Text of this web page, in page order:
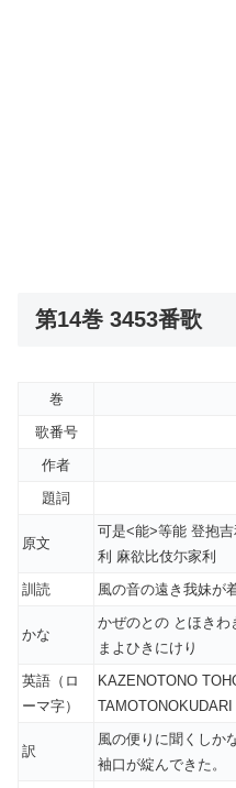
第14巻 3453番歌
巻
歌番号
作者
題詞
原文
可是<能>等能 登抱
利 麻欲比伎尓家利
訓読
風の音の遠き我妹が
かな
かぜのとの とほきわ
まよひきにけり
英語（ロ
ーマ字）
KAZENOTONO
訳
風の便りに聞くしか
袖口が綻んできた。